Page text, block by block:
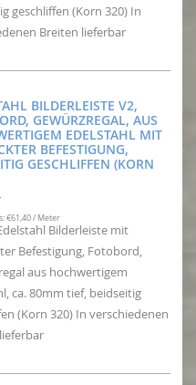
geschliffen (Korn 320) In
Breiten lieferbar
BILDERLEISTE V2,
GEWÜRZREGAL, AUS
EDELSTAHL MIT
BEFESTIGUNG,
GESCHLIFFEN (KORN
€61,40 / Meter
Bilderleiste mit
Befestigung, Fotobord,
aus hochwertigem
ca. 80mm tief, beidseitig
(Korn 320) In verschiedenen